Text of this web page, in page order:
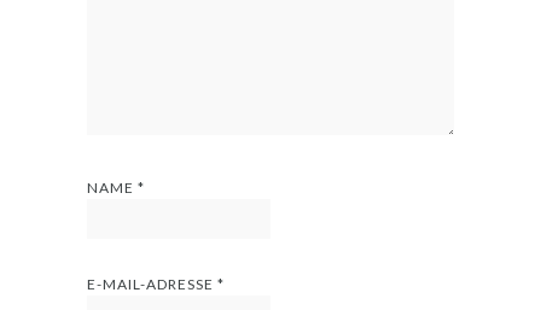
NAME*
E-MAIL-ADRESSE*